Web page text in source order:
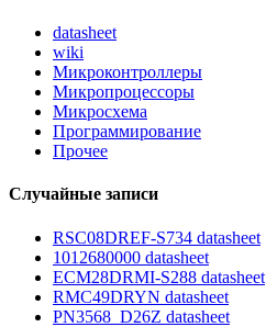
datasheet
wiki
Микроконтроллеры
Микропроцессоры
Микросхема
Программирование
Прочее
Случайные записи
RSC08DREF-S734 datasheet
1012680000 datasheet
ECM28DRMI-S288 datasheet
RMC49DRYN datasheet
PN3568_D26Z datasheet